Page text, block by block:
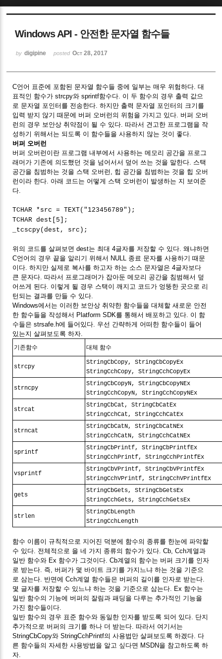
Windows API - 안전한 문자열 함수들
by digipine posted Oct 28, 2017
C언어 표준에 포함된 문자열 함수들 중에 일부는 매우 위험하다. 대
표적인 함수가 strcpy와 sprintf함수다. 이 두 함수의 경우 출력 값으
로 문자열 포인터를 전송한다. 하지만 출력 문자열 포인터의 크기를
입력 받지 않기 때문에 버퍼 오버런의 위험을 가지고 있다. 버퍼 오버
런의 경우 보안상 취약점이 될 수 있다. 따라서 견고한 프로그램을 작
성하기 위해서는 되도록 이 함수들을 사용하지 않는 것이 좋다.
버퍼 오버런
버퍼 오버런이란 프로그램 내부에서 사용하는 메모리 공간을 프로그
래머가 기존에 의도했던 것을 넘어서서 덮어 쓰는 것을 말한다. 스택
공간을 침범하는 것을 스택 오버런, 힙 공간을 침범하는 것을 힙 오버
런이라 한다. 아래 코드는 어떻게 스택 오버런이 발생하는 지 보여준
다.
TCHAR *src = TEXT("123456789");
TCHAR dest[5];
_tcscpy(dest, src);
위의 코드를 살펴보면 dest는 최대 4글자를 저장할 수 있다. 왜냐하면
C언어의 경우 끝을 알리기 위해서 NULL 종료 문자를 사용하기 때문
이다. 하지만 실제로 복사를 하고자 하는 소스 문자열은 4글자보다
큰 문자다. 따라서 프로그래머가 잡아둔 메모리 공간을 침범해서 덮
어쓰게 된다. 이렇게 될 경우 스택이 깨지고 코드가 엉뚱한 곳으로 리
턴되는 결과를 만들 수 있다.
Windows에서는 이러한 보안상 취약한 함수들을 대체할 새로운 안전
한 함수들을 작성해서 Platform SDK를 통해서 배포하고 있다. 이 함
수들은 strsafe.h에 들어있다. 우선 간략하게 어떠한 함수들이 들어
있는지 살펴보도록 하자.
기존함수 대체 함수
strcpy
StringCbCopy, StringCbCopyEx
StringCchCopy, StringCchCopyEx
strncpy
StringCbCopyN, StringCbCopyNEx
StringCchCopyN, StringCchCopyNEx
strcat
StringCbCat, StringCbCatEx
StringCchCat, StringCchCatEx
strncat
StringCbCatN, StringCbCatNEx
StringCchCatN, StringCchCatNEx
sprintf
StringCbPrintf, StringCbPrintfEx
StringCchPrintf, StringCchPrintfEx
vsprintf
StringCbVPrintf, StringCbVPrintfEx
StringCchVPrintf, StringCchVPrintfEx
gets
StringCbGets, StringCbGetsEx
StringCchGets, StringCchGetsEx
strlen
StringCbLength
StringCchLength
함수 이름이 규칙적으로 지어진 덕분에 함수의 종류를 한눈에 파악할
수 있다. 전체적으로 을 네 가지 종류의 함수가 있다. Cb, Cch계열과
일반 함수와 Ex 함수가 그것이다. Cb계열의 함수는 버퍼 크기를 인자
로 받는다. 즉, 버퍼가 몇 바이트 크기를 가지느냐 하는 것을 기준으
로 삼는다. 반면에 Cch계열 함수들은 버퍼의 길이를 인자로 받는다.
몇 글자를 저장할 수 있느냐 하는 것을 기준으로 삼는다. Ex 함수는
일반 함수의 기능에 버퍼의 잘림과 패딩을 다루는 추가적인 기능을
가진 함수들이다.
일반 함수의 경우 표준 함수와 동일한 인자를 받도록 되어 있다. 단지
추가적으로 버퍼의 크기를 하나 더 받는다. 따라서 여기서는
StringCbCopy와 StringCchPrintf의 사용법만 살펴보도록 하겠다. 다
른 함수들의 자세한 사용방법을 알고 싶다면 MSDN을 참고하도록 하
자.
Sketchbook5, 스케치북5
Sketchbook5, 스케치북5